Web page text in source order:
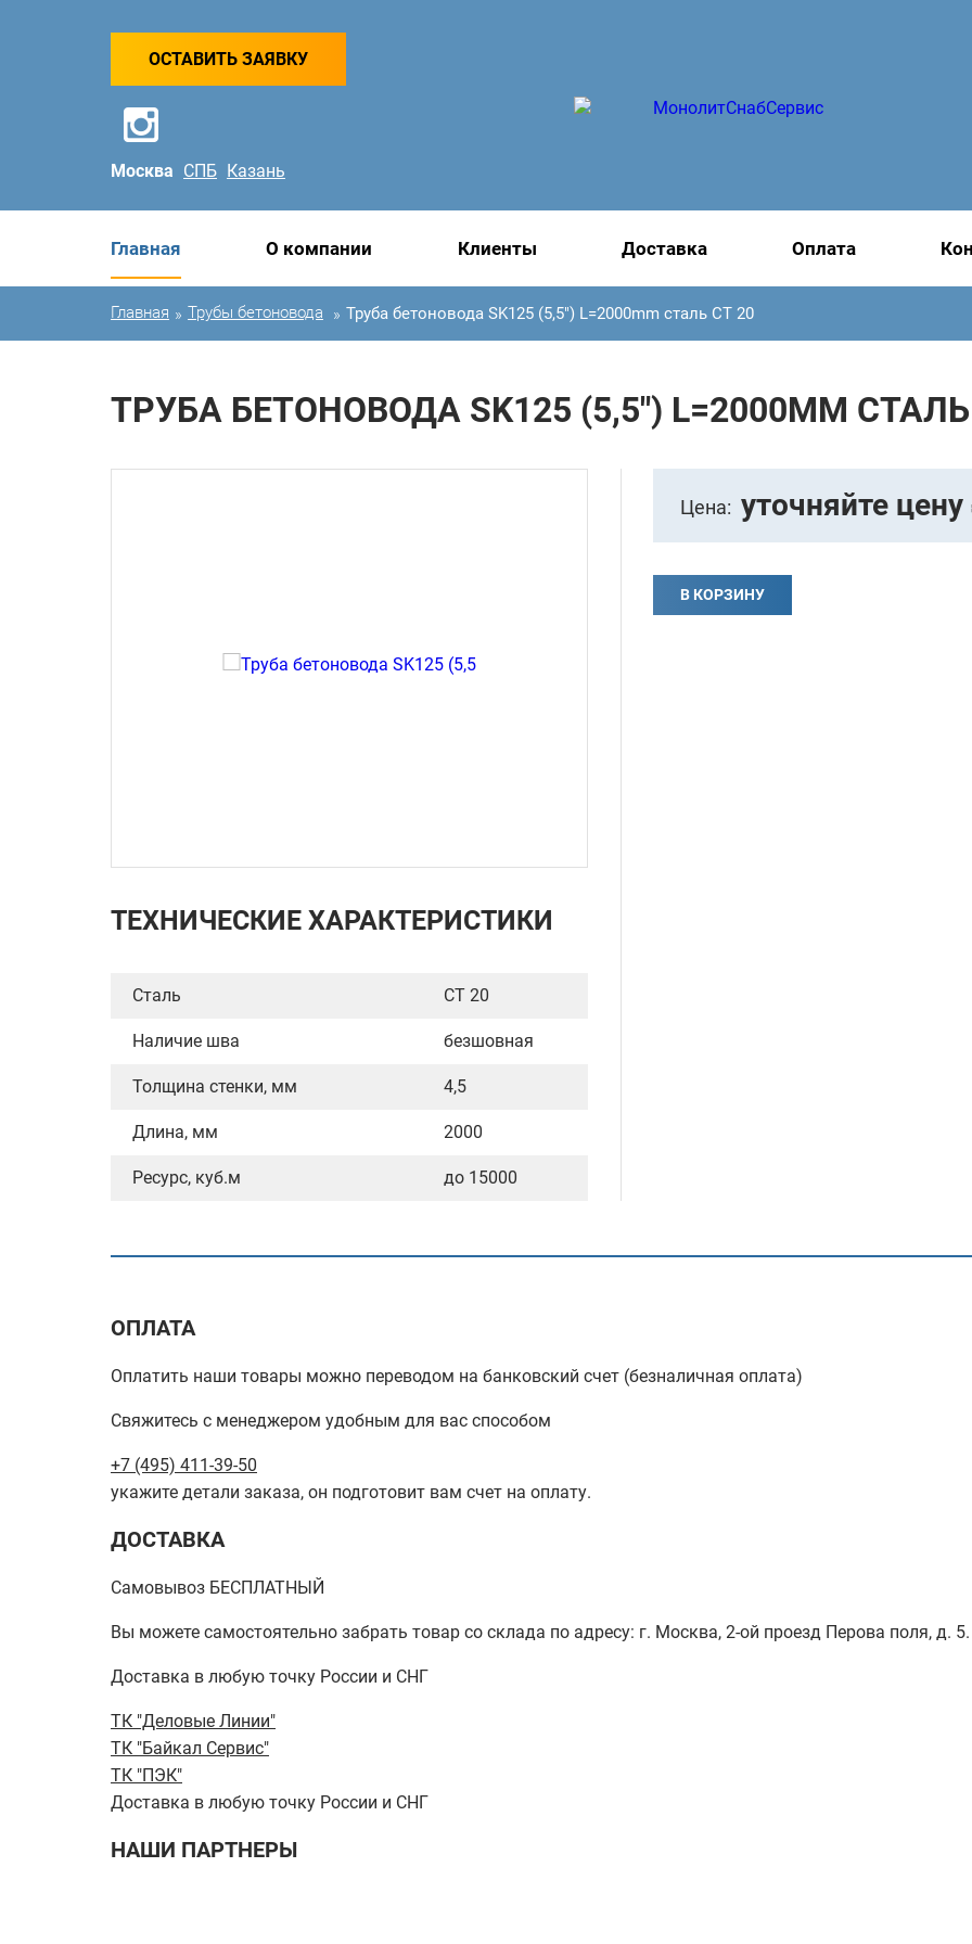
ОСТАВИТЬ ЗАЯВКУ
Москва СПБ Казань
Главная О компании Клиенты Доставка Оплата
Главная » Трубы бетоновода » Труба бетоновода SK125 (5,5") L=2000mm сталь СТ 20
ТРУБА БЕТОНОВОДА SK125 (5,5") L=2000MM
ТЕХНИЧЕСКИЕ ХАРАКТЕРИСТИКИ
Сталь СТ 20
Наличие шва безшовная
Толщина стенки, мм 4,5
Длина, мм 2000
Ресурс, куб.м до 15000
Цена: уточняйте
В КОРЗИНУ
ОПЛАТА
Оплатить наши товары можно переводом на банковский счет (безналичная оплата)
Свяжитесь с менеджером удобным для вас способом
+7 (495) 411-39-50
укажите детали заказа, он подготовит вам счет на оплату.
ДОСТАВКА
Самовывоз БЕСПЛАТНЫЙ
Вы можете самостоятельно забрать товар со склада по адресу: г. Москва, 2-ой проезд Перова поля, д. 5.
Доставка в любую точку России и СНГ
ТК "Деловые Линии"
ТК "Байкал Сервис"
ТК "ПЭК"
Доставка в любую точку России и СНГ
НАШИ ПАРТНЕРЫ